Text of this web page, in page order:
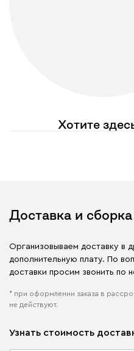
Хотите
Доставка и сборка
Организовываем доставку в
дополнительную плату. По
доставки просим звонить по
* при оформлении заказа в
не действуют.
Узнать стоимость